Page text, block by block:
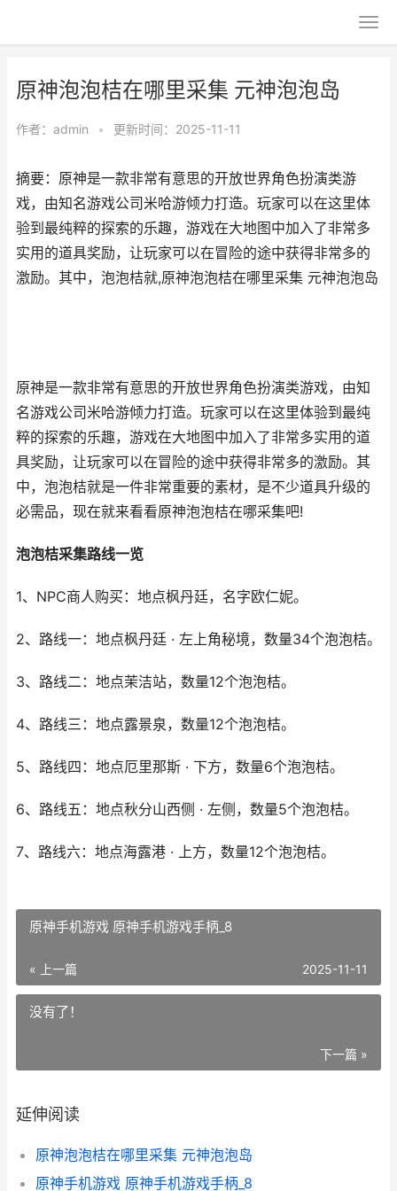
原神泡泡桔在哪里采集 元神泡泡岛
作者： admin • 更新时间：2025-11-11
摘要：原神是一款非常有意思的开放世界角色扮演类游
戏，由知名游戏公司米哈游倾力打造。玩家可以在这里体
验到最纯粹的探索的乐趣，游戏在大地图中加入了非常多
实用的道具奖励，让玩家可以在冒险的途中获得非常多的
激励。其中，泡泡桔就,原神泡泡桔在哪里采集 元神泡泡岛
原神是一款非常有意思的开放世界角色扮演类游戏，由知
名游戏公司米哈游倾力打造。玩家可以在这里体验到最纯
粹的探索的乐趣，游戏在大地图中加入了非常多实用的道
具奖励，让玩家可以在冒险的途中获得非常多的激励。其
中，泡泡桔就是一件非常重要的素材，是不少道具升级的
必需品，现在就来看看原神泡泡桔在哪采集吧!
泡泡桔采集路线一览
1、NPC商人购买：地点枫丹廷，名字欧仁妮。
2、路线一：地点枫丹廷 · 左上角秘境，数量34个泡泡桔。
3、路线二：地点茉洁站，数量12个泡泡桔。
4、路线三：地点露景泉，数量12个泡泡桔。
5、路线四：地点厄里那斯 · 下方，数量6个泡泡桔。
6、路线五：地点秋分山西侧 · 左侧，数量5个泡泡桔。
7、路线六：地点海露港 · 上方，数量12个泡泡桔。
原神手机游戏 原神手机游戏手柄_8
« 上一篇 2025-11-11
没有了！
下一篇 »
延伸阅读
原神泡泡桔在哪里采集 元神泡泡岛
原神手机游戏 原神手机游戏手柄_8